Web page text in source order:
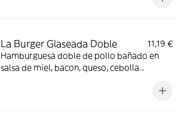
La Burger Glaseada Doble
11,19 €
Hamburguesa doble de pollo bañado en
salsa de miel, bacon, queso, cebolla